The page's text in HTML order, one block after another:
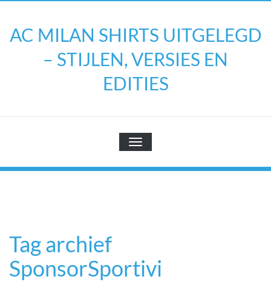
inhoud
AC MILAN SHIRTS UITGELEGD
– STIJLEN, VERSIES EN
EDITIES
TOGGLE NAVIGATIE
Tag archief
SponsorSportivi